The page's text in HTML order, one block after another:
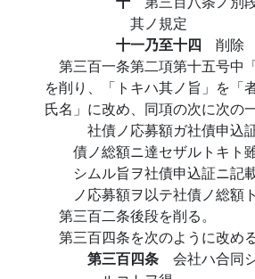
其ノ規定
十一乃至十四 削除
第三百一条第二項第十五号中
を削り、「トキハ其ノ旨」を「
氏名」に改め、同項の次に次の
社債ノ応募額ガ社債申込
債ノ総額ニ達セザルトキト
シムル旨ヲ社債申込証ニ記
ノ応募額ヲ以テ社債ノ総額
第三百二条後段を削る。
第三百四条を次のように改める
第三百四条 会社ハ合同